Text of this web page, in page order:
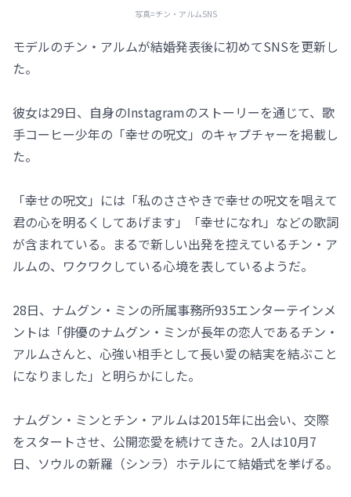
写真=チン・アルムSNS
モデルのチン・アルムが結婚発表後に初めてSNSを更新し
た。
彼女は29日、自身のInstagramのストーリーを通じて、歌
手コーヒー少年の「幸せの呪文」のキャプチャーを掲載し
た。
「幸せの呪文」には「私のささやきで幸せの呪文を唱えて
君の心を明るくしてあげます」「幸せになれ」などの歌詞
が含まれている。まるで新しい出発を控えているチン・ア
ルムの、ワクワクしている心境を表しているようだ。
28日、ナムグン・ミンの所属事務所935エンターテインメ
ントは「俳優のナムグン・ミンが長年の恋人であるチン・
アルムさんと、心強い相手として長い愛の結実を結ぶこと
になりました」と明らかにした。
ナムグン・ミンとチン・アルムは2015年に出会い、交際
をスタートさせ、公開恋愛を続けてきた。2人は10月7
日、ソウルの新羅（シンラ）ホテルにて結婚式を挙げる。